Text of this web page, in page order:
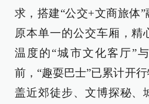
求，搭建“公交+文商旅体
原本单一的公交车厢，精
温度的“城市文化客厅”
前，“趣耍巴士”已累计开
盖近郊徒步、文博探秘、